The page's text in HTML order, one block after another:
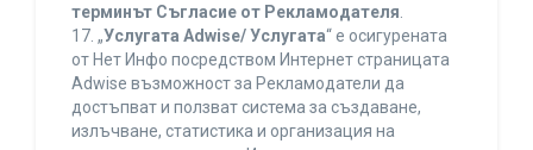
терминът Съгласие от Рекламодателя.
17. „Услугата Adwise/ Услугата“ е осигурената
от Нет Инфо посредством Интернет страницата
Adwise възможност за Рекламодатели да
достъпват и ползват система за създаване,
излъчване, статистика и организация на